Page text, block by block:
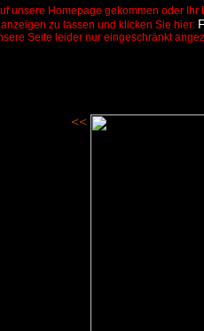
unsere Homepage gekommen oder
zu lassen und klicken Sie hier:
Seite leider nur eingeschränkt
<<